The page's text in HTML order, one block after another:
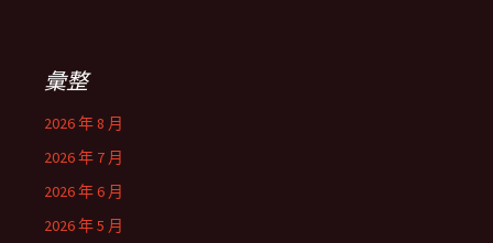
彙整
2026 年 8 月
2026 年 7 月
2026 年 6 月
2026 年 5 月